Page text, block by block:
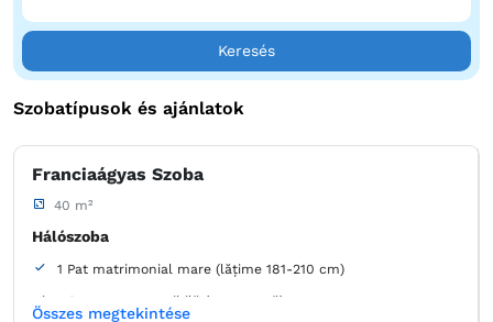
Keresés
Szobatípusok és ajánlatok
Franciaágyas Szoba
40 m²
Hálószoba
1 Pat matrimonial mare (lățime 181-210 cm)
1 Canapea extensibilă (1 persoană)
Összes megtekintése